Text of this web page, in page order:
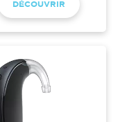
DÉCOUVRIR